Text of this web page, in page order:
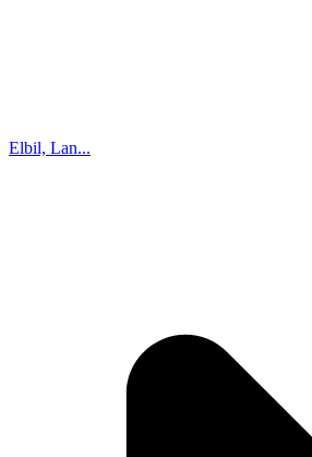
Elbil, Lan...